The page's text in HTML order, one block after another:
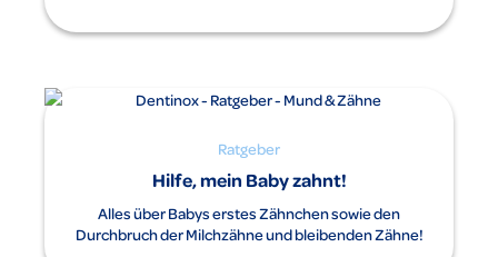
Ratgeber
Hilfe, mein Baby zahnt!
Alles über Babys erstes Zähnchen sowie den
Durchbruch der Milchzähne und bleibenden Zähne!